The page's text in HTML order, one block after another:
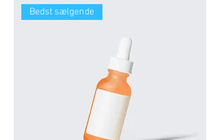
Bedst sælgende